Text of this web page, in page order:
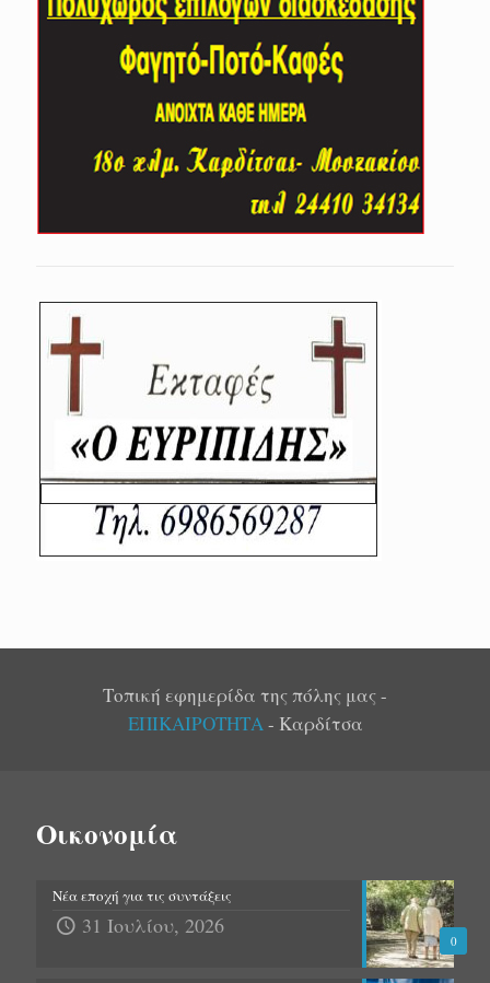
Τοπική εφημερίδα της πόλης μας -
ΕΠΙΚΑΙΡΟΤΗΤΑ- Καρδίτσα
Οικονομία
0
Νέα εποχή για τις συντάξεις
31 Ιουλίου, 2026